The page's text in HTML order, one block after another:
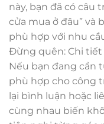
này, bạn đã có câu
cửa mua ở đâu” và
phù hợp với nhu
Đừng quên: Chi tiết
Nếu bạn đang cần
phù hợp cho công
lại bình luận hoặc
cùng nhau biến